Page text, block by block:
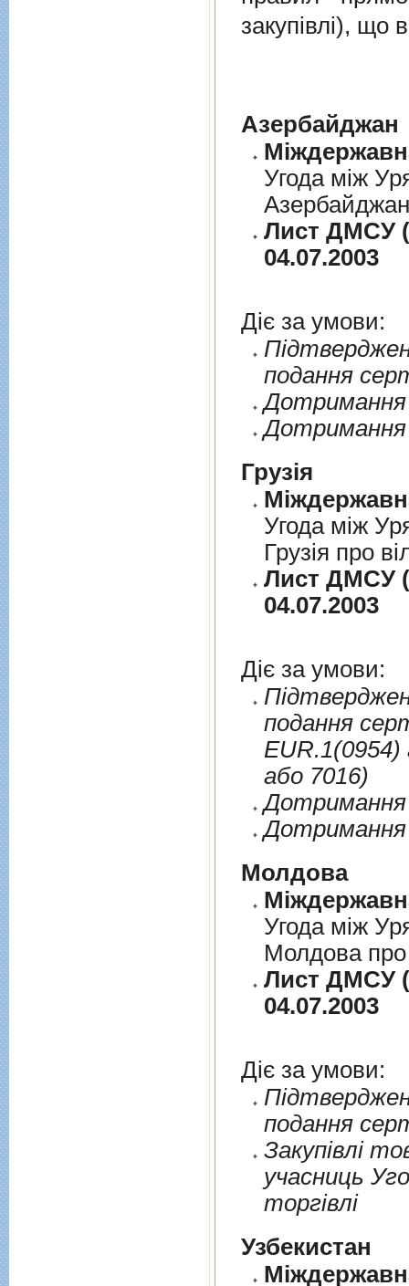
закупівлі), що
Азербайджан
Угода між
Лист ДМСУ
04.07.2003
Діє за умови:
подання
Дотримання
Дотримання
Грузія
Угода між
Грузія про
Лист ДМСУ
04.07.2003
Діє за умови:
подання
EUR.1(0954)
або 7016)
Дотримання
Дотримання
Молдова
Угода між
Молдова про
Лист ДМСУ
04.07.2003
Діє за умови:
подання
Закупiвлi
учасниць
торгiвлi
Узбекистан